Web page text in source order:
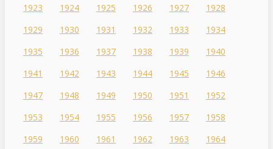
1923
1924 1925 1926 1927
1928
1929
1930 1931 1932 1933
1934
1935
1936 1937 1938 1939
1940
1941
1942 1943 1944 1945
1946
1947
1948 1949 1950 1951
1952
1953
1954 1955 1956 1957
1958
1959
1960 1961 1962 1963
1964